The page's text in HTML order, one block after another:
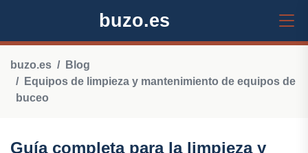
buzo.es
buzo.es
Blog
Equipos de limpieza y mantenimiento de equipos de
buceo
Guía completa para la limpieza y